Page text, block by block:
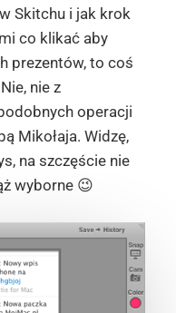
Skitchu i jak krok
co klikać aby
prezentów, to coś
nie z
operacji
Mikołaja. Widzę,
na szczęście nie
wyborne 😉